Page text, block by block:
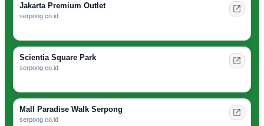
Jakarta Premium Outlet
serpong.co.id
Scientia Square Park
serpong.co.id
Mall Paradise Walk Serpong
serpong.co.id